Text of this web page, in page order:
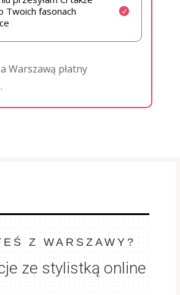
Twoich fasonach
Warszawą płatny
Z WARSZAWY?
ze stylistką online